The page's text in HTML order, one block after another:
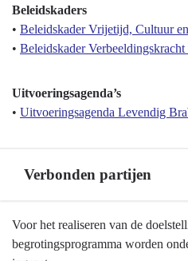
Terug
naar
navigatie
Programma
Beleidskaders
Beleidskaders
• Beleidskader Vrijetijd, Cultuur
• Beleidskader
Uitvoeringsagenda’s
• Uitvoeringsagenda Levendig
Verbonden partijen
Terug
naar
Voor het realiseren van de
begrotingsprogramma worden